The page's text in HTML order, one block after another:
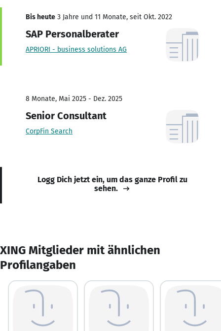
Bis heute 3 Jahre und 11 Monate, seit Okt. 2022
SAP Personalberater
APRIORI - business solutions AG
8 Monate, Mai 2025 - Dez. 2025
Senior Consultant
CorpFin Search
Logg Dich jetzt ein, um das ganze Profil zu
sehen.
XING Mitglieder mit ähnlichen
Profilangaben